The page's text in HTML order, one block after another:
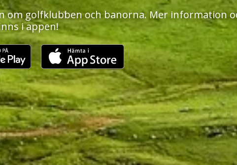
om golfklubben och banorna. Mer information
i appen!